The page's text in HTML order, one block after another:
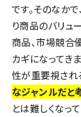
です。そのなか
り商品のバリュ
商品、市場競合
カギになってき
性が重要視され
なジャンルだと
とは難しくなっ